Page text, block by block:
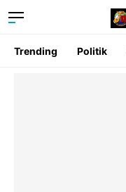
Trending Politik